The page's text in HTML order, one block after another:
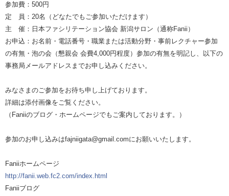
参加費：500円
定 員：20名（どなたでもご参加いただけます）
主 催：日本ファシリテーション協会 新潟サロン（通称Fanii）
お申込：お名前・電話番号・職業または活動分野・事前レクチャー参加
の有無・泡の会（懇親会 会費4,000円程度）参加の有無を明記し、以下の
事務局メールアドレスまでお申し込みください。
みなさまのご参加をお待ち申し上げております。
詳細は添付画像をご覧ください。
（Faniiのブログ・ホームページでもご案内しております。）
参加のお申し込みはfajniigata@gmail.comにお願いいたします。
Faniiホームページ
http://fanii.web.fc2.com/index.html
Faniiブログ